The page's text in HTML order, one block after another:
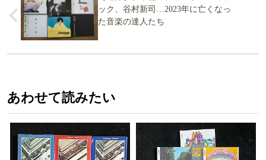
ック、谷村新司…2023年に亡くなっ
た音楽の達人たち
あわせて読みたい